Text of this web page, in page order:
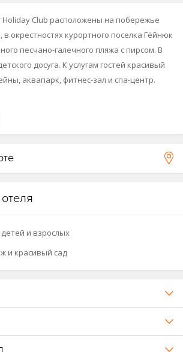
Holiday Club расположены на побережье
окрестностях курортного поселка Гёйнюк
песчано-галечного пляжа с пирсом. В
досуга. К услугам гостей красивый
аквапарк, фитнес-зал и спа-центр.
и взрослых
и красивый сад